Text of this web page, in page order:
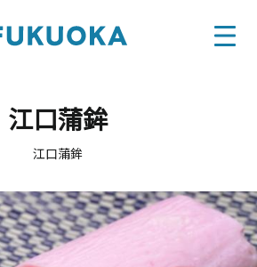
江口蒲鉾
江口蒲鉾